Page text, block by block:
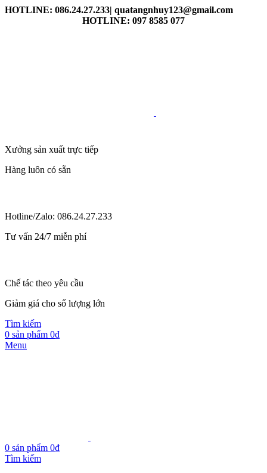
HOTLINE: 086.24.27.233| quatangnhuy123@gmail.com
HOTLINE: 097 8585 077
Xưởng sản xuất trực tiếp
Hàng luôn có sẵn
Hotline/Zalo: 086.24.27.233
Tư vấn 24/7 miễn phí
Chế tác theo yêu cầu
Giảm giá cho số lượng lớn
Tìm kiếm
0 sản phẩm 0₫
Menu
0 sản phẩm 0₫
Tìm kiếm